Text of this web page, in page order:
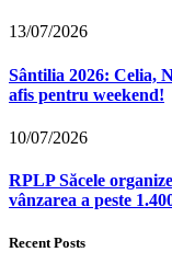
13/07/2026
Sântilia 2026: Celia,
afis pentru weekend!
10/07/2026
RPLP Săcele
vânzarea a peste
Recent Posts